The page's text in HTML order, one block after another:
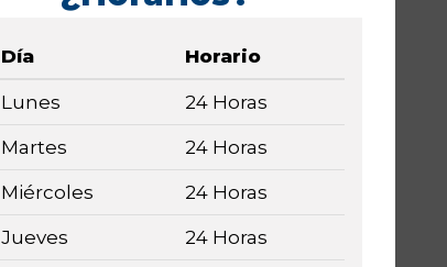
Día Horario
Lunes 24 Horas
Martes 24 Horas
Miércoles 24 Horas
Jueves 24 Horas